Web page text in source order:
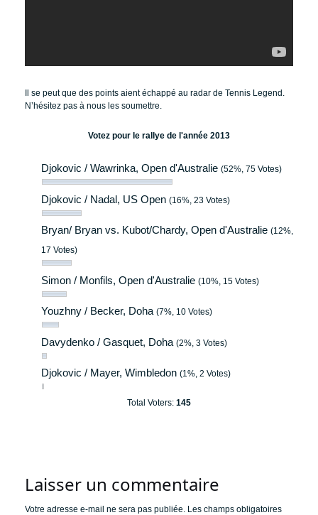
Il se peut que des points aient échappé au radar de Tennis Legend.
N’hésitez pas à nous les soumettre.
Votez pour le rallye de l'année 2013
Djokovic / Wawrinka, Open d'Australie (52%, 75 Votes)
Djokovic / Nadal, US Open (16%, 23 Votes)
Bryan/ Bryan vs. Kubot/Chardy, Open d'Australie (12%,
17 Votes)
Simon / Monfils, Open d'Australie (10%, 15 Votes)
Youzhny / Becker, Doha (7%, 10 Votes)
Davydenko / Gasquet, Doha (2%, 3 Votes)
Djokovic / Mayer, Wimbledon (1%, 2 Votes)
Total Voters: 145
Laisser un commentaire
Votre adresse e-mail ne sera pas publiée. Les champs obligatoires